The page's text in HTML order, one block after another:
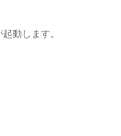
動します。